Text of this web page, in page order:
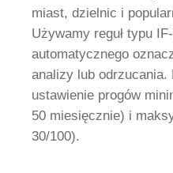
miast, dzielnic i
Używamy reguł typu
automatycznego
analizy lub
ustawienie progów
50 miesięcznie) i
30/100).